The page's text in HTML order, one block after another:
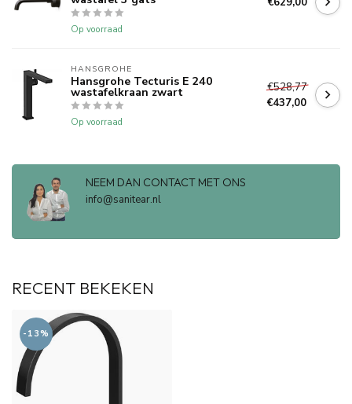
Op voorraad
HANSGROHE
Hansgrohe Tecturis E 240
wastafelkraan zwart
Op voorraad
€528,77
€437,00
NEEM DAN CONTACT MET ONS
info@sanitear.nl
RECENT BEKEKEN
-13%